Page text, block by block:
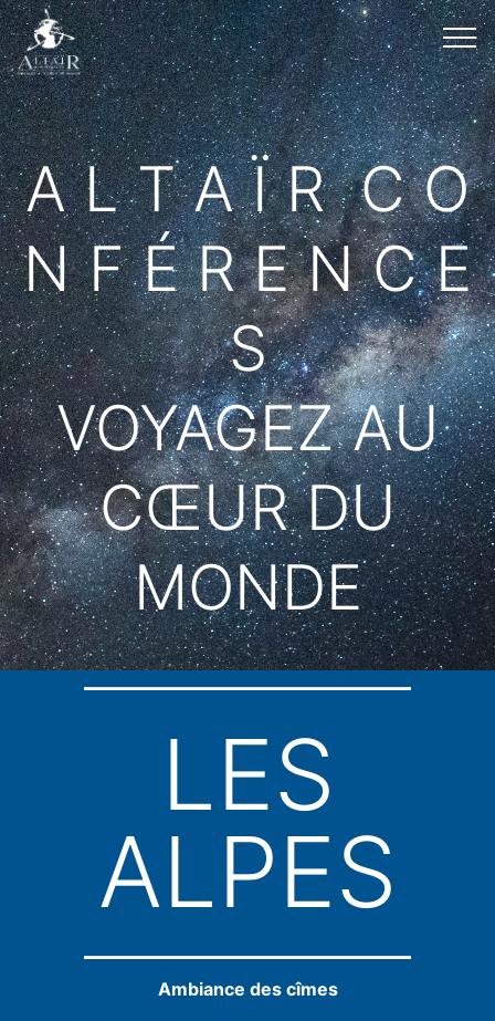
A L T A Ï R C O
N F É R E N C E
S
VOYAGEZ AU
CŒUR DU
MONDE
LES
ALPES
Ambiance des cîmes